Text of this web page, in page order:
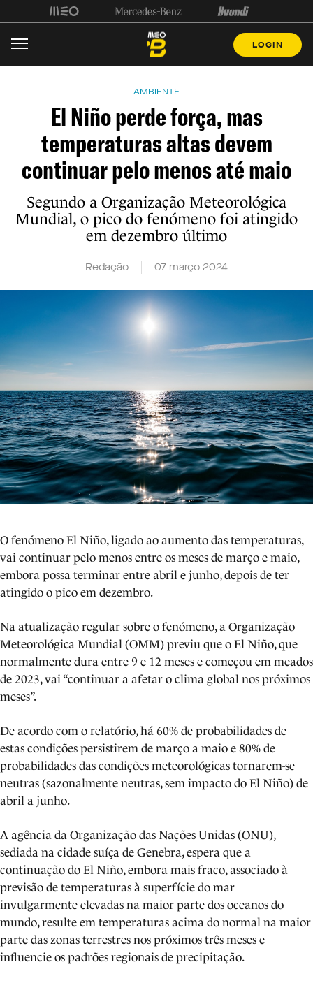
LOGIN
AMBIENTE
El Niño perde força, mas
temperaturas altas devem
continuar pelo menos até maio
Segundo a Organização Meteorológica
Mundial, o pico do fenómeno foi atingido
em dezembro último
Redação 07 março 2024
O fenómeno El Niño, ligado ao aumento das temperaturas,
vai continuar pelo menos entre os meses de março e maio,
embora possa terminar entre abril e junho, depois de ter
atingido o pico em dezembro.
Na atualização regular sobre o fenómeno, a Organização
Meteorológica Mundial (OMM) previu que o El Niño, que
normalmente dura entre 9 e 12 meses e começou em meados
de 2023, vai “continuar a afetar o clima global nos próximos
meses”.
De acordo com o relatório, há 60% de probabilidades de
estas condições persistirem de março a maio e 80% de
probabilidades das condições meteorológicas tornarem-se
neutras (sazonalmente neutras, sem impacto do El Niño) de
abril a junho.
A agência da Organização das Nações Unidas (ONU),
sediada na cidade suíça de Genebra, espera que a
continuação do El Niño, embora mais fraco, associado à
previsão de temperaturas à superfície do mar
invulgarmente elevadas na maior parte dos oceanos do
mundo, resulte em temperaturas acima do normal na maior
parte das zonas terrestres nos próximos três meses e
influencie os padrões regionais de precipitação.